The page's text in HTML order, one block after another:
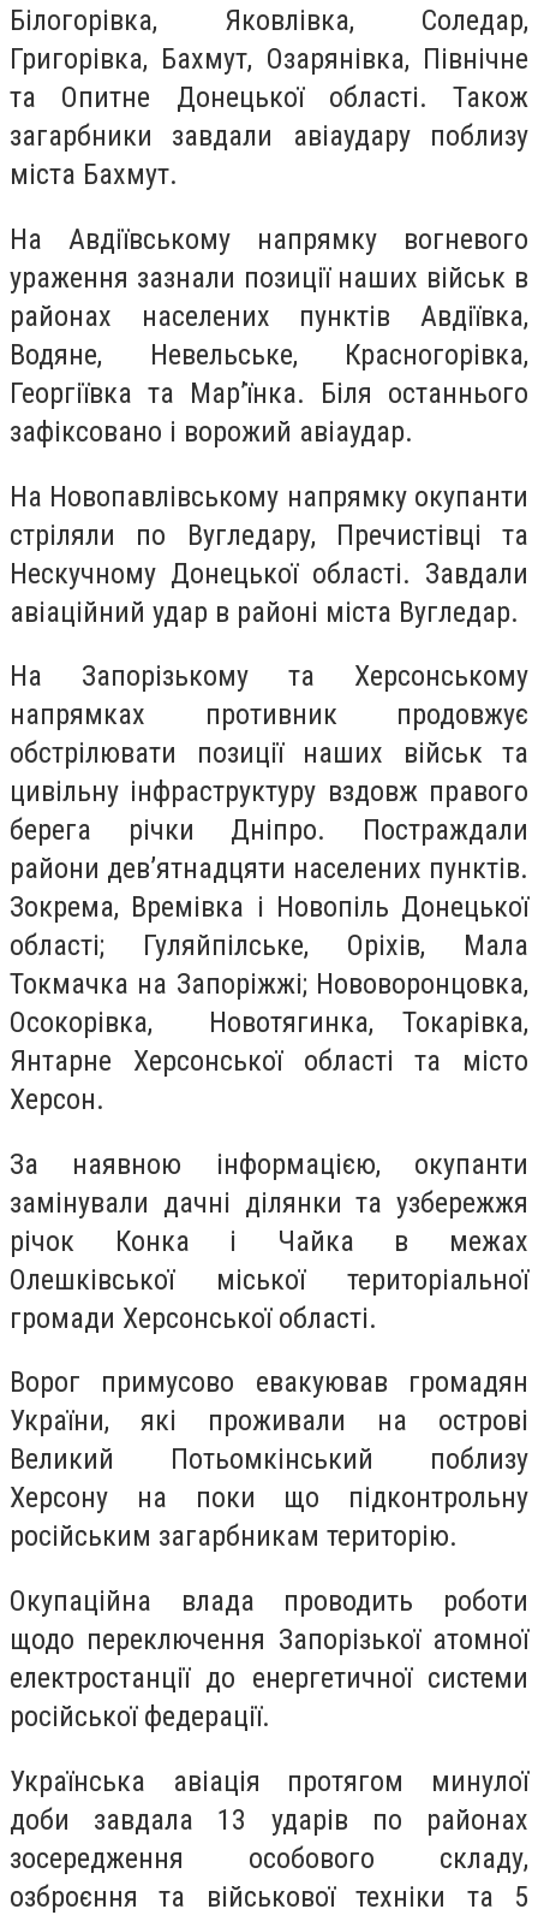
Білогорівка, Яковлівка, Соледар,
Григорівка, Бахмут, Озарянівка, Північне
та Опитне Донецької області. Також
загарбники завдали авіаудару поблизу
міста Бахмут.
На Авдіївському напрямку вогневого
ураження зазнали позиції наших військ в
районах населених пунктів Авдіївка,
Водяне, Невельське, Красногорівка,
Георгіївка та Мар’їнка. Біля останнього
зафіксовано і ворожий авіаудар.
На Новопавлівському напрямку окупанти
стріляли по Вугледару, Пречистівці та
Нескучному Донецької області. Завдали
авіаційний удар в районі міста Вугледар.
На Запорізькому та Херсонському
напрямках противник продовжує
обстрілювати позиції наших військ та
цивільну інфраструктуру вздовж правого
берега річки Дніпро. Постраждали
райони дев’ятнадцяти населених пунктів.
Зокрема, Времівка і Новопіль Донецької
області; Гуляйпілське, Оріхів, Мала
Токмачка на Запоріжжі; Нововоронцовка,
Осокорівка, Новотягинка, Токарівка,
Янтарне Херсонської області та місто
Херсон.
За наявною інформацією, окупанти
замінували дачні ділянки та узбережжя
річок Конка і Чайка в межах
Олешківської міської територіальної
громади Херсонської області.
Ворог примусово евакуював громадян
України, які проживали на острові
Великий Потьомкінський поблизу
Херсону на поки що підконтрольну
російським загарбникам територію.
Окупаційна влада проводить роботи
щодо переключення Запорізької атомної
електростанції до енергетичної системи
російської федерації.
Українська авіація протягом минулої
доби завдала 13 ударів по районах
зосередження особового складу,
озброєння та військової техніки та 5